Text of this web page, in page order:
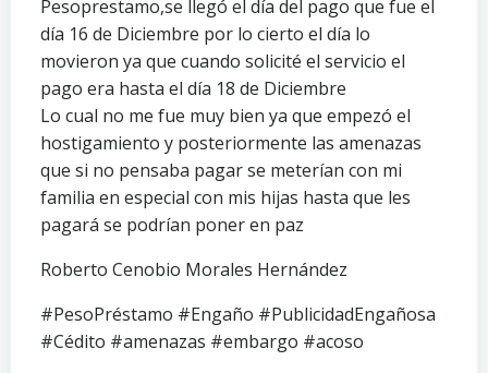
Pesoprestamo,se llegó el día del pago que fue el
día 16 de Diciembre por lo cierto el día lo
movieron ya que cuando solicité el servicio el
pago era hasta el día 18 de Diciembre
Lo cual no me fue muy bien ya que empezó el
hostigamiento y posteriormente las amenazas
que si no pensaba pagar se meterían con mi
familia en especial con mis hijas hasta que les
pagará se podrían poner en paz
Roberto Cenobio Morales Hernández
#PesoPréstamo #Engaño #PublicidadEngañosa
#Cédito #amenazas #embargo #acoso